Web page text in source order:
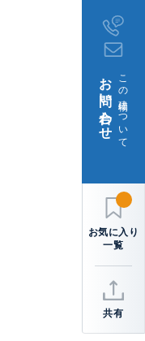
この建物について
お問い合わせ
共有